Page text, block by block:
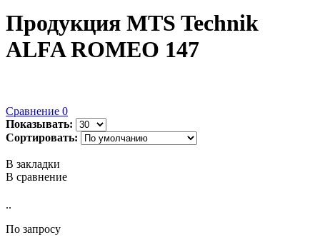
Продукция MTS Technik
ALFA ROMEO 147
Сравнение 0
Показывать:
Сортировать:
В закладки
В сравнение
..
По запросу